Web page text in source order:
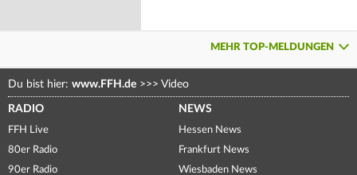
MEHR TOP-MELDUNGEN
Du bist hier: www.FFH.de >>> Video
RADIO
FFH Live
80er Radio
90er Radio
NEWS
Hessen News
Frankfurt News
Wiesbaden News